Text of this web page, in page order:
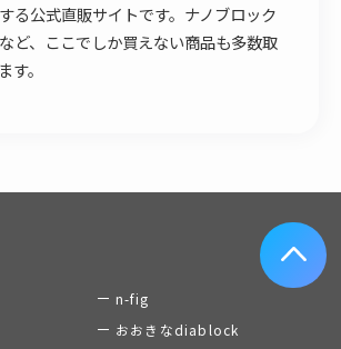
る公式直販サイトです。ナノブロック
ど、ここでしか買えない商品も多数取
す。
n-fig
おおきなdiablock